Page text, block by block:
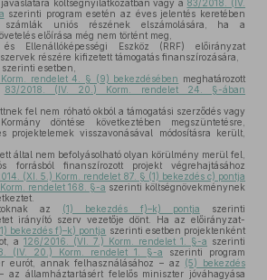
költségnyilatkozatban vagy a 83/2018. (IV.
szerinti program esetén az éves jelentés keretében
számlák uniós részének elszámolására, ha a
előírása még nem történt meg,
Ellenállóképességi Eszköz (RRF) előirányzat
részére kifizetett támogatás finanszírozására,
szerinti esetben,
rendelet 4. § (9) bekezdésében meghatározott
83/2018. (IV. 20.) Korm. rendelet 24. §-ában
fel nem róható okból a támogatási szerződés vagy
döntése következtében megszüntetésre,
projektelemek visszavonásával módosításra került,
által nem befolyásolható olyan körülmény merül fel,
finanszírozott projekt végrehajtásához
(XI. 5.) Korm. rendelet 87. § (1) bekezdés c) pontja
rendelet 168. §-a szerinti költségnövekménynek
az (1) bekezdés f)–k) pontja szerinti
irányító szerv vezetője dönt. Ha az előirányzat-
bekezdés f)–k) pontja szerinti esetben projektenként
a 126/2016. (VI. 7.) Korm. rendelet 1. §-a szerinti
(IV. 20.) Korm. rendelet 1. §-a szerinti program
eurót, annak felhasználásához – az (5) bekezdés
az államháztartásért felelős miniszter jóváhagyása